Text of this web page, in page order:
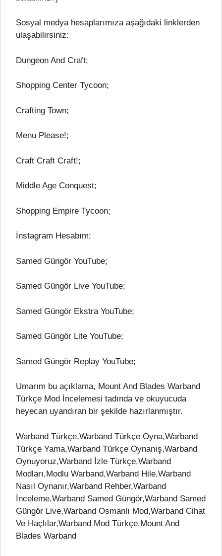
Sosyal medya hesaplarımıza aşağıdaki linklerden
ulaşabilirsiniz:
Dungeon And Craft;
Shopping Center Tycoon;
Crafting Town;
Menu Please!;
Craft Craft Craft!;
Middle Age Conquest;
Shopping Empire Tycoon;
İnstagram Hesabım;
Samed Güngör YouTube;
Samed Güngör Live YouTube;
Samed Güngör Ekstra YouTube;
Samed Güngör Lite YouTube;
Samed Güngör Replay YouTube;
Umarım bu açıklama, Mount And Blades Warband
Türkçe Mod İncelemesi tadında ve okuyucuda
heyecan uyandıran bir şekilde hazırlanmıştır.
Warband Türkçe,Warband Türkçe Oyna,Warband
Türkçe Yama,Warband Türkçe Oynanış,Warband
Oynuyoruz,Warband İzle Türkçe,Warband
Modları,Modlu Warband,Warband Hile,Warband
Nasıl Oynanır,Warband Rehber,Warband
İnceleme,Warband Samed Güngör,Warband Samed
Güngör Live,Warband Osmanlı Mod,Warband Cihat
Ve Haçlılar,Warband Mod Türkçe,Mount And
Blades Warband